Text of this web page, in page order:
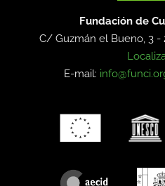
Fundación de
C/ Guzmán el Bueno, 3 -
E-mail: